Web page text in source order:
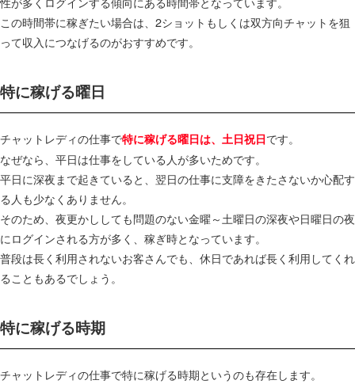
この時間帯に稼ぎたい場合は、2ショットもしくは双方向チャットを狙
って収入につなげるのがおすすめです。
特に稼げる曜日
チャットレディの仕事で特に稼げる曜日は、土日祝日です。
なぜなら、平日は仕事をしている人が多いためです。
平日に深夜まで起きていると、翌日の仕事に支障をきたさないか心配す
る人も少なくありません。
そのため、夜更かししても問題のない金曜～土曜日の深夜や日曜日の夜
にログインされる方が多く、稼ぎ時となっています。
普段は長く利用されないお客さんでも、休日であれば長く利用してくれ
ることもあるでしょう。
特に稼げる時期
チャットレディの仕事で特に稼げる時期というのも存在します。